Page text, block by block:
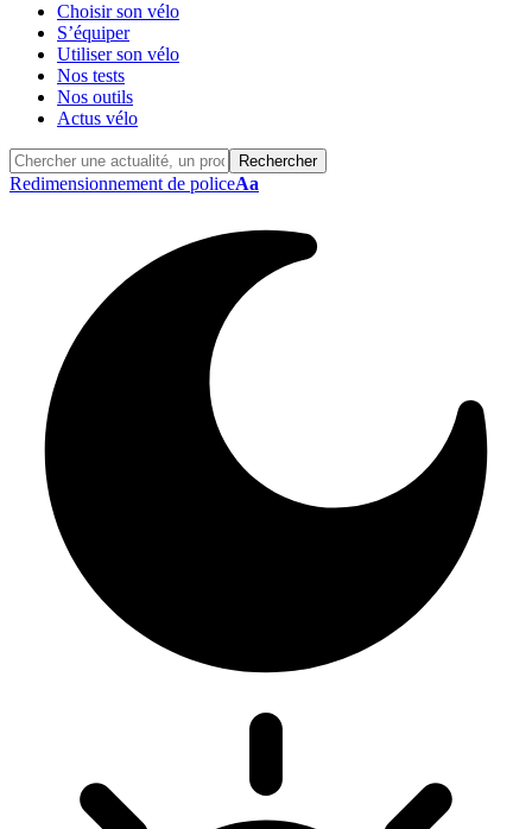
Choisir son vélo
S’équiper
Utiliser son vélo
Nos tests
Nos outils
Actus vélo
Redimensionnement de policeAa